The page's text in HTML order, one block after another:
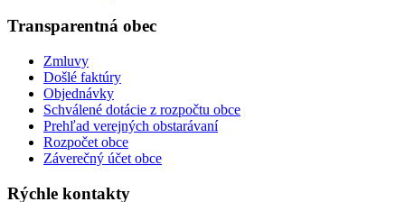
Transparentná obec
Zmluvy
Došlé faktúry
Objednávky
Schválené dotácie z rozpočtu obce
Prehľad verejných obstarávaní
Rozpočet obce
Záverečný účet obce
Rýchle kontakty